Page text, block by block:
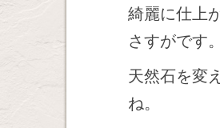
綺麗に仕上
さすがです。
天然石を変
ね。